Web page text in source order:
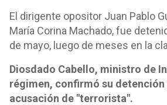
El dirigente opositor Juan Pablo
María Corina Machado, fue
de mayo, luego de meses en la
Diosdado Cabello, ministro de
régimen, confirmó su
acusación de "terrorista".